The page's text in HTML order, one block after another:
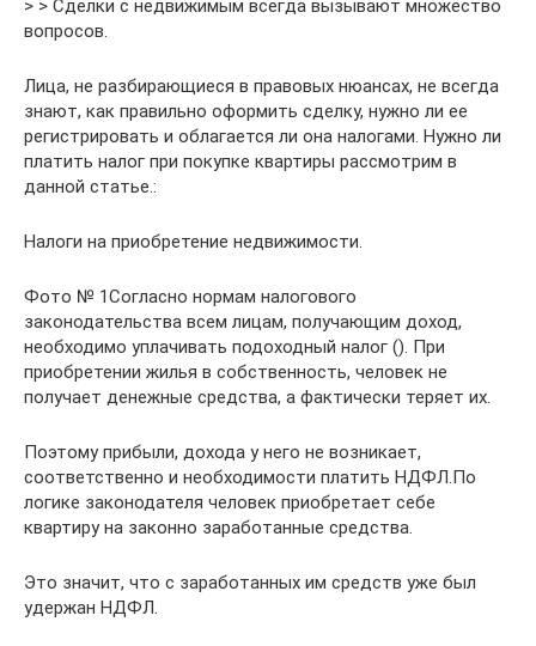
> > Сделки с недвижимым всегда вызывают множество
вопросов.
Лица, не разбирающиеся в правовых нюансах, не всегда
знают, как правильно оформить сделку, нужно ли ее
регистрировать и облагается ли она налогами. Нужно ли
платить налог при покупке квартиры рассмотрим в
данной статье.:
Налоги на приобретение недвижимости.
Фото № 1Согласно нормам налогового
законодательства всем лицам, получающим доход,
необходимо уплачивать подоходный налог (). При
приобретении жилья в собственность, человек не
получает денежные средства, а фактически теряет их.
Поэтому прибыли, дохода у него не возникает,
соответственно и необходимости платить НДФЛ.По
логике законодателя человек приобретает себе
квартиру на законно заработанные средства.
Это значит, что с заработанных им средств уже был
удержан НДФЛ.